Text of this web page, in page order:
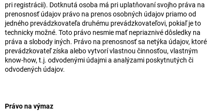
pri registrácii). Dotknutá osoba má pri uplatňovaní svojho práva na
prenosnosť údajov právo na prenos osobných údajov priamo od
jedného prevádzkovateľa druhému prevádzkovateľovi, pokiaľ je to
technicky možné. Toto právo nesmie mať nepriaznivé dôsledky na
práva a slobody iných. Právo na prenosnosť sa netýka údajov, ktoré
prevádzkovateľ získa alebo vytvorí vlastnou činnosťou, vlastným
know-how, t.j. odvodenými údajmi a analýzami poskytnutých či
odvodených údajov.
Právo na výmaz